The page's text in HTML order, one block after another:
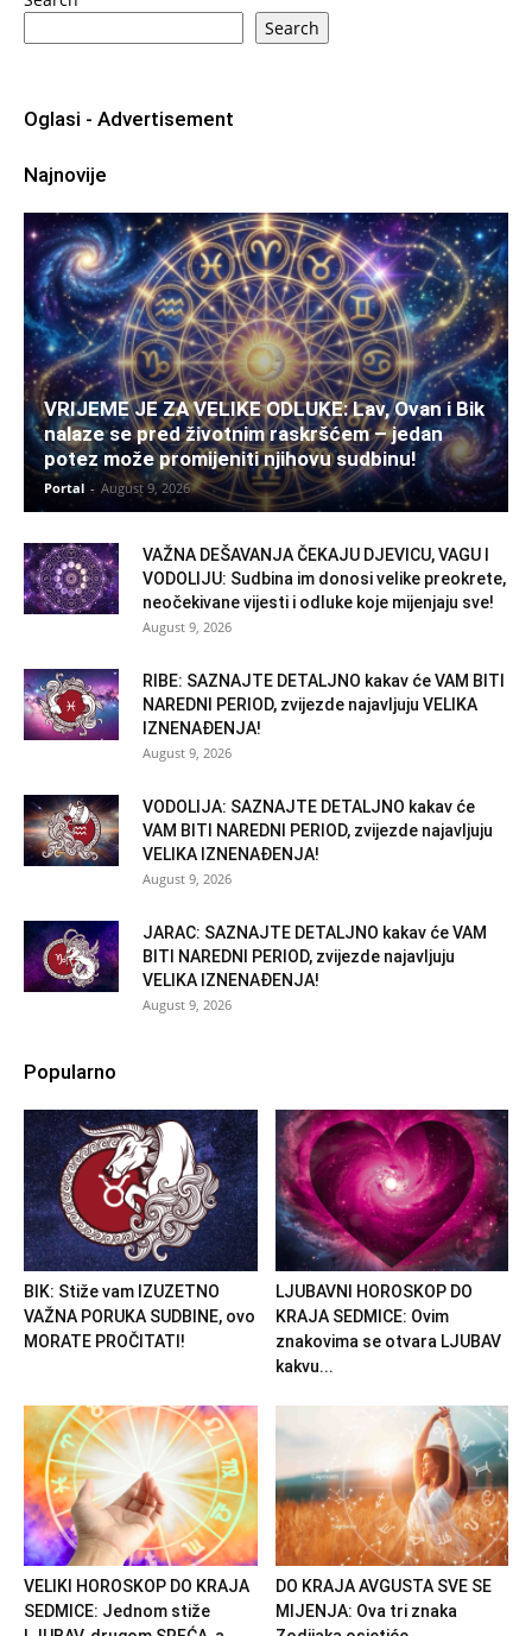
Search
Oglasi - Advertisement
Najnovije
VRIJEME JE ZA VELIKE ODLUKE: Lav, Ovan i Bik
nalaze se pred životnim raskršćem – jedan
potez može promijeniti njihovu sudbinu!
Portal - August 9, 2026
VAŽNA DEŠAVANJA ČEKAJU DJEVICU, VAGU I
VODOLIJU: Sudbina im donosi velike preokrete,
neočekivane vijesti i odluke koje mijenjaju sve!
August 9, 2026
RIBE: SAZNAJTE DETALJNO kakav će VAM BITI
NAREDNI PERIOD, zvijezde najavljuju VELIKA
IZNENAĐENJA!
August 9, 2026
VODOLIJA: SAZNAJTE DETALJNO kakav će
VAM BITI NAREDNI PERIOD, zvijezde najavljuju
VELIKA IZNENAĐENJA!
August 9, 2026
JARAC: SAZNAJTE DETALJNO kakav će VAM
BITI NAREDNI PERIOD, zvijezde najavljuju
VELIKA IZNENAĐENJA!
August 9, 2026
Popularno
BIK: Stiže vam IZUZETNO
VAŽNA PORUKA SUDBINE, ovo
MORATE PROČITATI!
LJUBAVNI HOROSKOP DO
KRAJA SEDMICE: Ovim
znakovima se otvara LJUBAV
kakvu...
VELIKI HOROSKOP DO KRAJA
SEDMICE: Jednom stiže
DO KRAJA AVGUSTA SVE SE
MIJENJA: Ova tri znaka